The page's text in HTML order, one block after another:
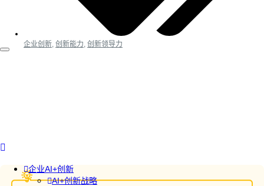
企业AI+创新
AI+创新战略
企业创新 创新能力 创新领导力